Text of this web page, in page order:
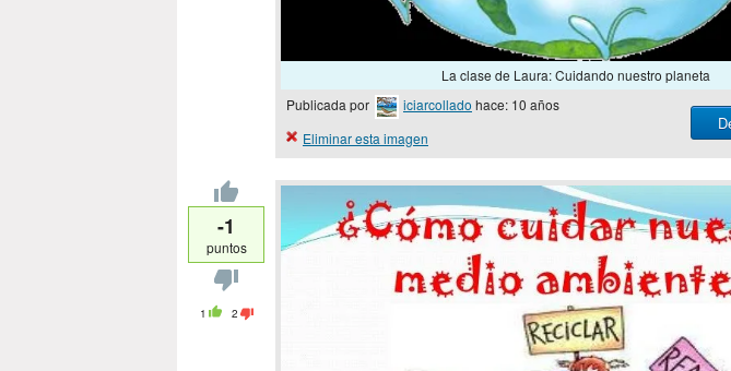
La clase de Laura: Cuidando nuestro planeta
Publicada por iciarcollado hace: 10 años
Eliminar esta imagen
-1
puntos
1 2